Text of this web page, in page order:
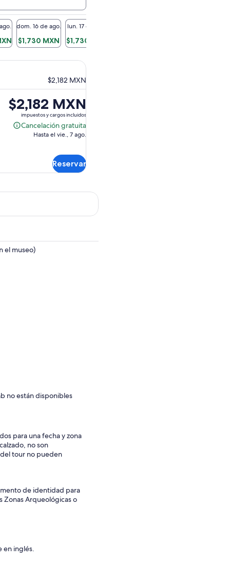
dom. 16 de ago.
$1,730 MXN
lun. 17 de ago.
$1,730 MXN
$2,182 MXN
El
precio
es
$2,182 MXN
impuestos y cargos incluidos
Cancelación gratuita
Cancelación
Hasta el vie., 7 ago.
Reservar
el museo)
no están disponibles
para una fecha y zona
no son
del tour no pueden
de identidad para
Zonas Arqueológicas o
en inglés.